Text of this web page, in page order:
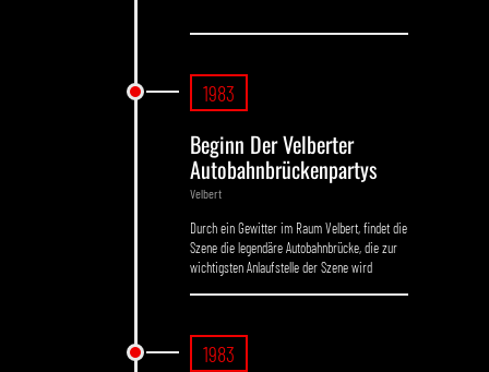
1983
Beginn Der Velberter
Autobahnbrückenpartys
Velbert
Durch ein Gewitter im Raum Velbert, findet die
Szene die legendäre Autobahnbrücke, die zur
wichtigsten Anlaufstelle der Szene wird
1983